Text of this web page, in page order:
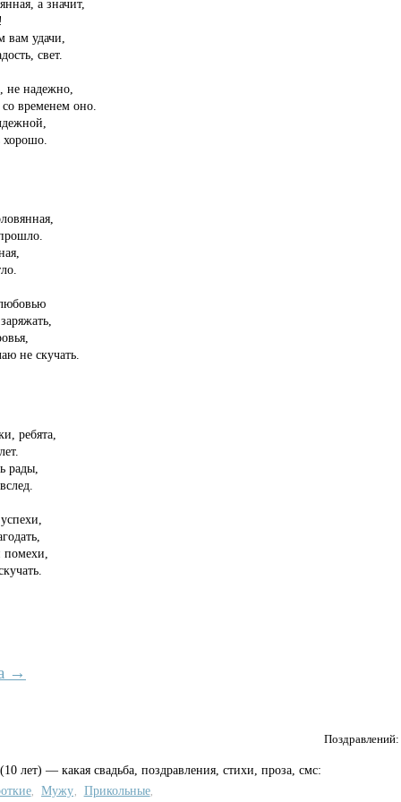
а значит,
вам удачи,
свет.
не надежно,
временем оно.
хорошо.
не скучать.
ребята,
рады,
помехи,
→
Поздравлений:
лет) — какая свадьба, поздравления, стихи, проза, смс:
Мужу Прикольные